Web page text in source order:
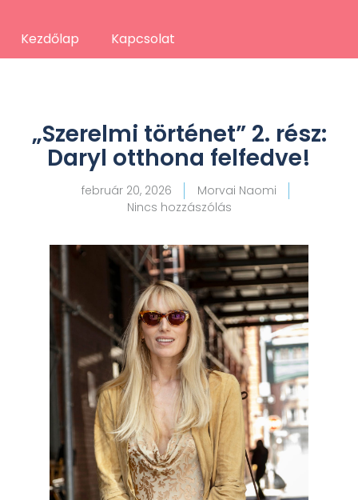
Kezdőlap Kapcsolat
„Szerelmi történet” 2. rész:
Daryl otthona felfedve!
február 20, 2026
Morvai Naomi
Nincs hozzászólás